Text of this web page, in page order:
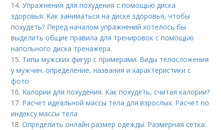
14.Упражнения для похудения с помощью диска
здоровья. Как заниматься на диске здоровья, чтобы
похудеть? Перед началом упражнений хотелось бы
выделить общие правила для тренировок с помощью
напольного диска тренажера.
15. Типы мужских фигур с примерами. Виды телосложения
у мужчин: определение, названия и характеристики с
фото
16. Калории для похудения. Как похудеть, считая калории?
17. Расчет идеальной массы тела для взрослых. Расчет по
индексу массы тела
18.Определить онлайн размер одежды. Размерная сетка